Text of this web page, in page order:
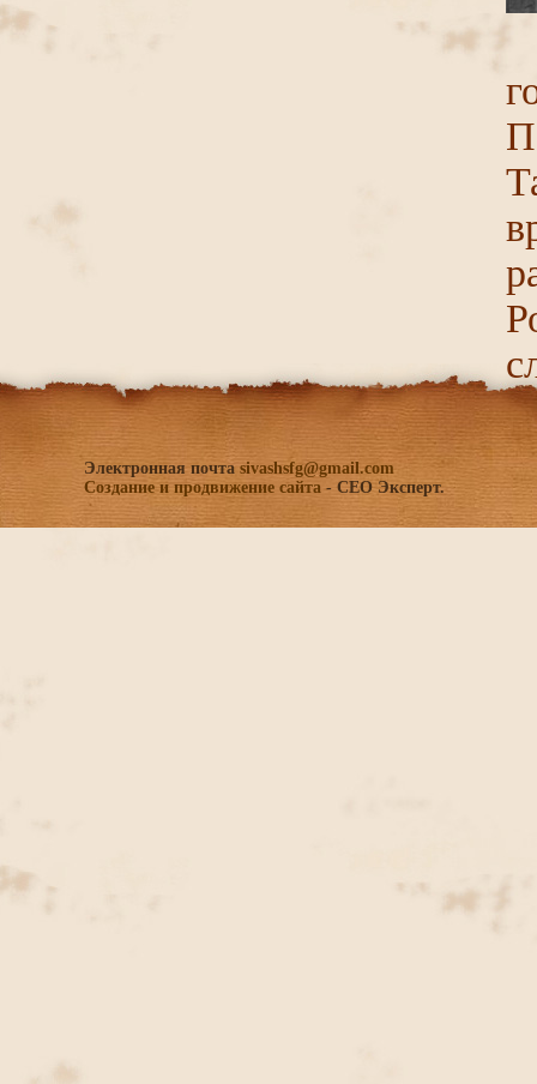
Электронная почта sivashsfg@gmail.com
Создание и продвижение сайта - СЕО Эксперт.